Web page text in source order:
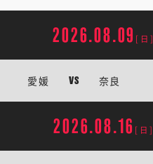
2026.08.09 [日]
愛媛 VS 奈良
2026.08.16 [日]